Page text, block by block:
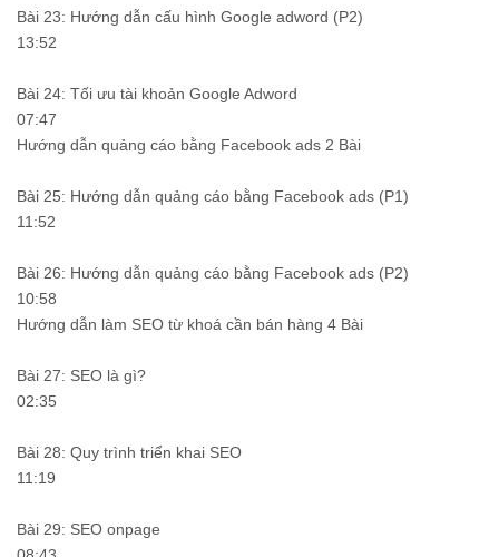
Bài 23: Hướng dẫn cấu hình Google adword (P2)
13:52
Bài 24: Tối ưu tài khoản Google Adword
07:47
Hướng dẫn quảng cáo bằng Facebook ads 2 Bài
Bài 25: Hướng dẫn quảng cáo bằng Facebook ads (P1)
11:52
Bài 26: Hướng dẫn quảng cáo bằng Facebook ads (P2)
10:58
Hướng dẫn làm SEO từ khoá cần bán hàng 4 Bài
Bài 27: SEO là gì?
02:35
Bài 28: Quy trình triển khai SEO
11:19
Bài 29: SEO onpage